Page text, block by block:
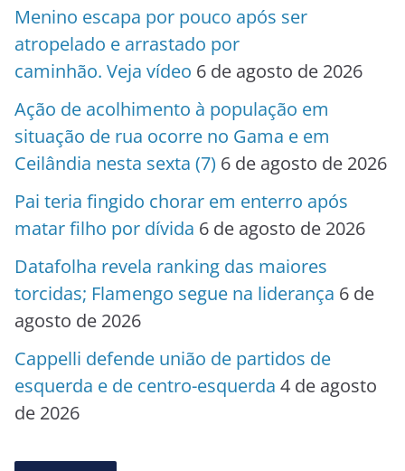
Menino escapa por pouco após ser
atropelado e arrastado por
caminhão. Veja vídeo 6 de agosto de 2026
Ação de acolhimento à população em
situação de rua ocorre no Gama e em
Ceilândia nesta sexta (7) 6 de agosto de 2026
Pai teria fingido chorar em enterro após
matar filho por dívida 6 de agosto de 2026
Datafolha revela ranking das maiores
torcidas; Flamengo segue na liderança 6 de
agosto de 2026
Cappelli defende união de partidos de
esquerda e de centro-esquerda 4 de agosto
de 2026